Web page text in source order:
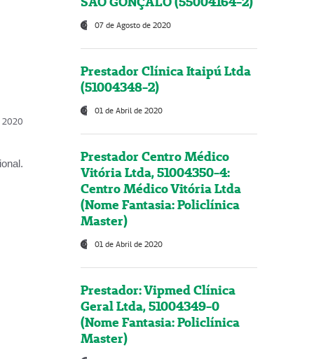
2020
07 de Agosto de 2020
Prestador Clínica Itaipú Ltda
(51004348-2)
01 de Abril de 2020
Prestador Centro Médico
Vitória Ltda, 51004350-4:
Centro Médico Vitória Ltda
(Nome Fantasia: Policlínica
Master)
01 de Abril de 2020
Prestador: Vipmed Clínica
Geral Ltda, 51004349-0
(Nome Fantasia: Policlínica
Master)